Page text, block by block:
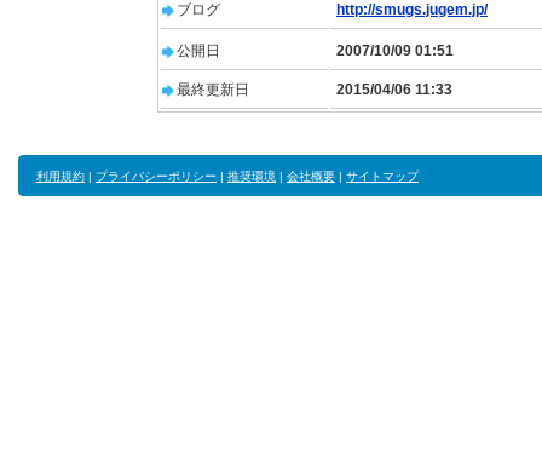
ブログ http://smugs.jugem.jp/
公開日 2007/10/09 01:51
最終更新日 2015/04/06 11:33
利用規約 | プライバシーポリシー | 推奨環境 | 会社概要 | サイトマップ